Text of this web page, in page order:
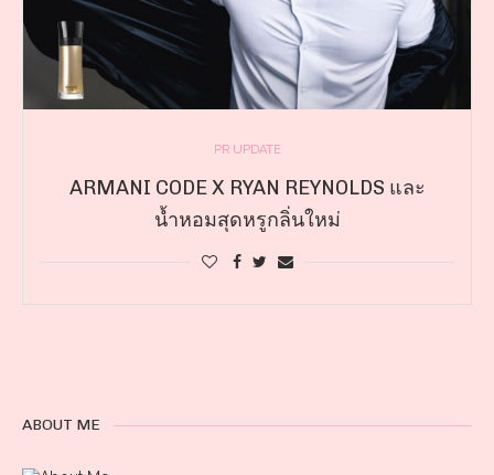
PR UPDATE
ARMANI CODE X RYAN REYNOLDS และ
น้ำหอมสุดหรูกลิ่นใหม่
ABOUT ME